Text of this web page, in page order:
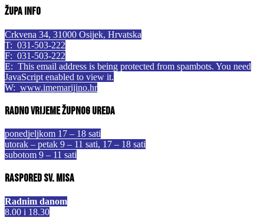
Župa info
Crkvena 34, 31000 Osijek, Hrvatska
T: 031-503-222
F: 031-503-222
E: This email address is being protected from spambots. You need
JavaScript enabled to view it.
W: www.imemarijino.hr
Radno vrijeme župnog ureda
ponedjeljkom 17 – 18 sati
utorak – petak 9 – 11 sati, 17 – 18 sati
subotom 9 – 11 sati
Raspored sv. misa
Radnim danom
8.00 i 18.30